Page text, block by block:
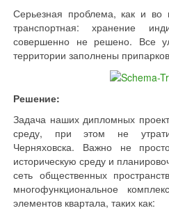
Серьезная проблема, как и во
транспортная: хранение
совершенно не решено. Все
территории заполнены
Решение:
Задача наших дипломных
среду, при этом не
Черняховска. Важно не
историческую среду и
сеть общественных
многофункциональное
элементов квартала, таких как: